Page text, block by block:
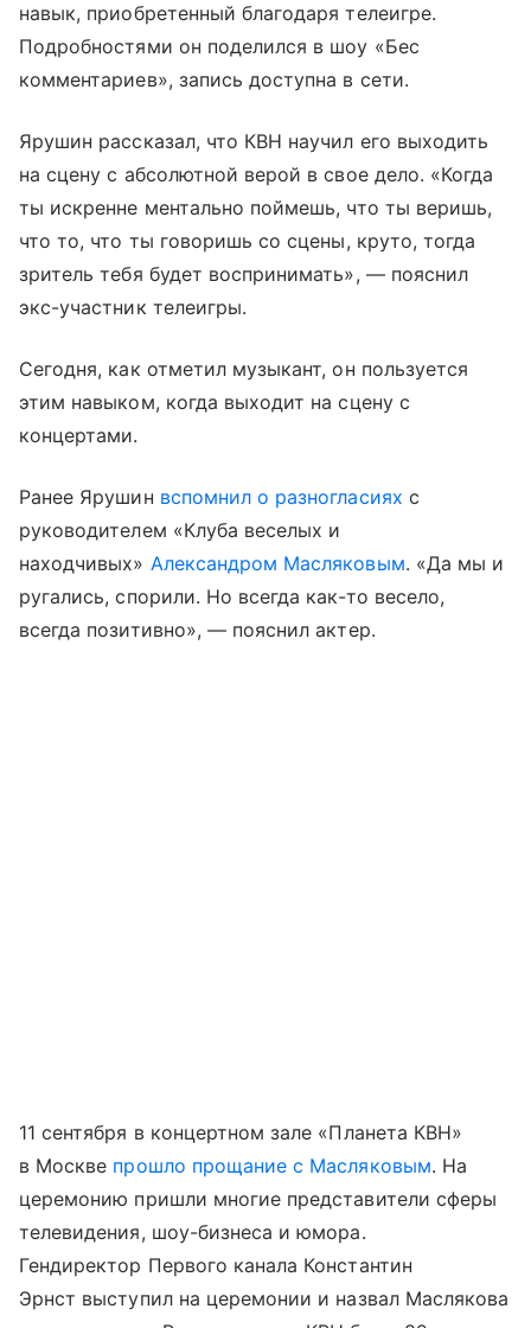
навык, приобретенный благодаря телеигре.
Подробностями он поделился в шоу «Бес
комментариев», запись доступна в сети.
Ярушин рассказал, что КВН научил его выходить
на сцену с абсолютной верой в свое дело. «Когда
ты искренне ментально поймешь, что ты веришь,
что то, что ты говоришь со сцены, круто, тогда
зритель тебя будет воспринимать», — пояснил
экс-участник телеигры.
Сегодня, как отметил музыкант, он пользуется
этим навыком, когда выходит на сцену с
концертами.
Ранее Ярушин вспомнил о разногласиях с
руководителем «Клуба веселых и
находчивых» Александром Масляковым. «Да мы и
ругались, спорили. Но всегда как-то весело,
всегда позитивно», — пояснил актер.
11 сентября в концертном зале «Планета КВН»
в Москве прошло прощание с Масляковым. На
церемонию пришли многие представители сферы
телевидения, шоу-бизнеса и юмора.
Гендиректор Первого канала Константин
Эрнст выступил на церемонии и назвал Маслякова